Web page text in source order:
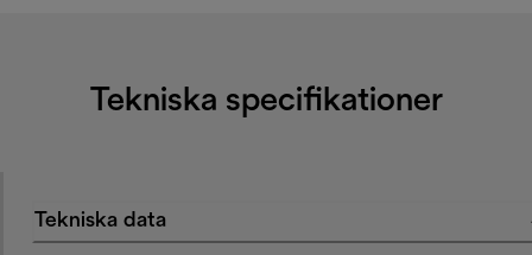
Tekniska specifikationer
Tekniska data